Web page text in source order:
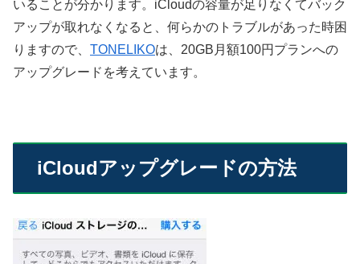
いることが分かります。iCloudの容量が足りなくてバック
アップが取れなくなると、何らかのトラブルがあった時困
りますので、 TONELIKOは、20GB月額100円プランへの
アップグレードを考えています。
iCloudアップグレードの方法